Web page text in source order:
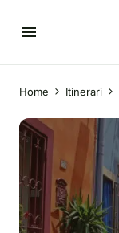
Home Itinerari